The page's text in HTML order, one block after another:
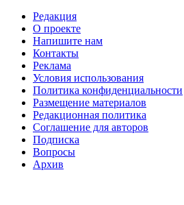
Редакция
О проекте
Напишите нам
Контакты
Реклама
Условия использования
Политика конфиденциальности
Размещение материалов
Редакционная политика
Соглашение для авторов
Подписка
Вопросы
Архив